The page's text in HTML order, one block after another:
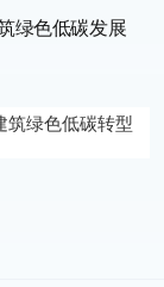
绿色低碳发展
筑绿色低碳转型
绿色低碳发展